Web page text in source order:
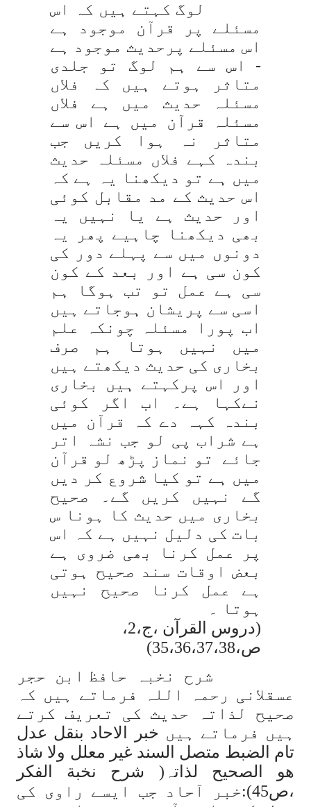
لوگ کہتے ہیں کہ اس
مسئلے پر قرآن موجود ہے
اس مسئلے پرحدیث موجود ہے
- اس سے ہم لوگ تو جلدی
متاثر ہوتے ہیں کہ فلاں
مسئلہ حدیث میں ہے فلاں
مسئلہ قرآن میں ہے اس سے
متاثر نہ ہوا کریں جب
بندہ کہے فلاں مسئلہ حدیث
میں ہے تو دیکھنا یہ ہے کہ
اس حدیث کے مد مقابل کوئی
اور حدیث ہے یا نہیں یہ
بھی دیکھنا چاہیے پھر یہ
دونوں میں سے پہلے دور کی
کون سی ہے اور بعد کے کون
سی ہے عمل تو تب ہوگا ہم
اسی سے پریشان ہوجاتے ہیں
اب پورا مسئلہ چونکہ علم
میں نہیں ہوتا ہم صرف
بخاری کی حدیث دیکھتے ہیں
اور اس پرکہتے ہیں بخاری
نےکہا ہے۔ اب اگر کوئی
بندہ کہہ دے کہ قرآن میں
ہے شراب پی لو جب نشہ اتر
جائے تو نماز پڑھ لو قرآن
میں ہے تو کیا شروع کر دیں
گے نہیں کریں گے۔ صحیح
بخاری میں حدیث کا ہونا س
بات کی دلیل نہیں ہے کہ اس
پر عمل کرنا بھی ضروی ہے
بعض اوقات سند صحیح ہوتی
ہے عمل کرنا صحیح نہیں
ہوتا ۔
(دروس القرآن ،ج،2،
ص،35،36،37،38)
شرح
نخبہ حافظ ابن حجر
عسقلانی رحمہ اللہ فرماتے ہیں کہ
صحیح لذاتہ حدیث کی تعریف کرتے
ہیں فرماتے ہیں خبر الاحاد بنقل عدل
تام الضبط متصل السند غیر معلل ولا شاذ
ھو الصحیح لذاتہ ( شرح نخبة الفکر
،ص45):خبر آحاد جب ایسے راوی کی